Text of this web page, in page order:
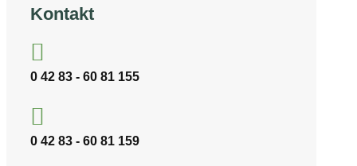
Kontakt

0 42 83 - 60 81 155

0 42 83 - 60 81 159